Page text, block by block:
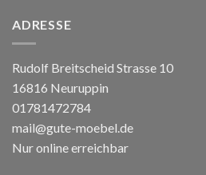
ADRESSE
Rudolf Breitscheid Strasse 10
16816 Neuruppin
01781472784
mail@gute-moebel.de
Nur online erreichbar